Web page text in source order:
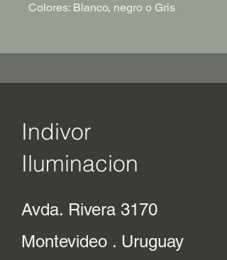
Colores: Blanco, negro o Gris
Indivor
Iluminacion
Avda. Rivera 3170
Montevideo . Uruguay